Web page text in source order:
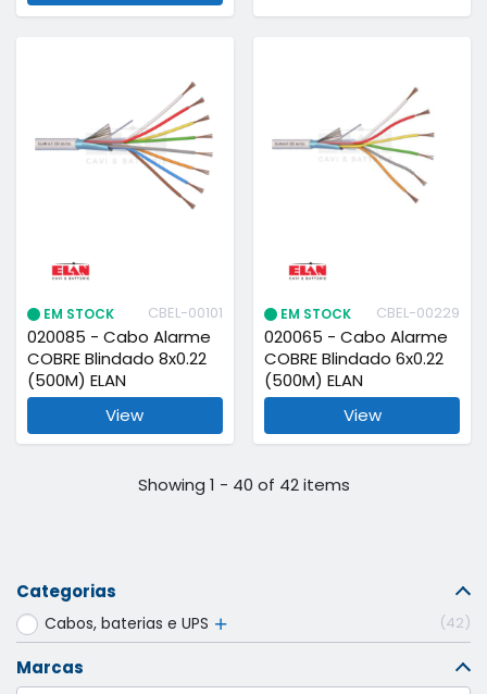
EM STOCK CBEL-00101
020085 - Cabo Alarme
COBRE Blindado 8x0.22
(500M) ELAN
View
EM STOCK CBEL-00229
020065 - Cabo Alarme
COBRE Blindado 6x0.22
(500M) ELAN
View
Showing 1 - 40 of 42 items
Categorias
Cabos, baterias e UPS 42
Marcas